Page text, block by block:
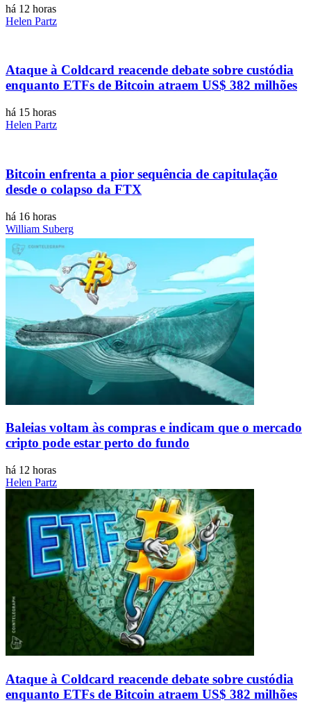
há 12 horas
Helen Partz
Ataque à Coldcard reacende debate sobre custódia
enquanto ETFs de Bitcoin atraem US$ 382 milhões
há 15 horas
Helen Partz
Bitcoin enfrenta a pior sequência de capitulação
desde o colapso da FTX
há 16 horas
William Suberg
Baleias voltam às compras e indicam que o mercado
cripto pode estar perto do fundo
há 12 horas
Helen Partz
Ataque à Coldcard reacende debate sobre custódia
enquanto ETFs de Bitcoin atraem US$ 382 milhões